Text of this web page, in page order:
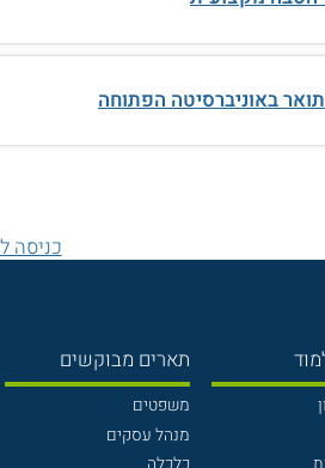
באוניברסיטה הפתוחה
כניסה
תארים מבוקשים
משפטים
מנהל עסקים